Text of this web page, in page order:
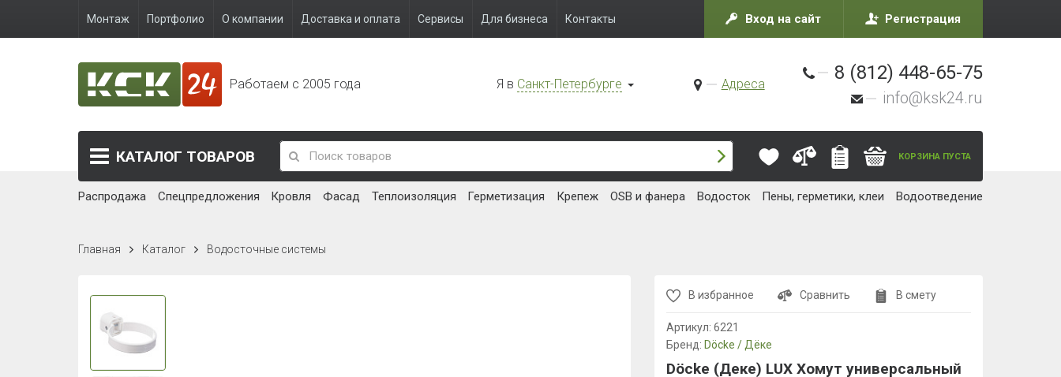
Монтаж Портфолио О компании Доставка и оплата Сервисы Для бизнеса Контакты Вход на сайт Регистрация
Работаем с 2005 года Я в Санкт-Петербурге Адреса
8 (812) 448-65-75
info@ksk24.ru
КАТАЛОГ ТОВАРОВ КОРЗИНА ПУСТА
Распродажа Спецпредложения Кровля Фасад Теплоизоляция Герметизация Крепеж OSB и фанера Водосток Пены, герметики, клеи Водоотведение
Главная Каталог Водосточные системы
В избранное Сравнить В смету
Артикул: 6221
Бренд: Döcke / Дёке
Döcke (Деке) LUX Хомут универсальный